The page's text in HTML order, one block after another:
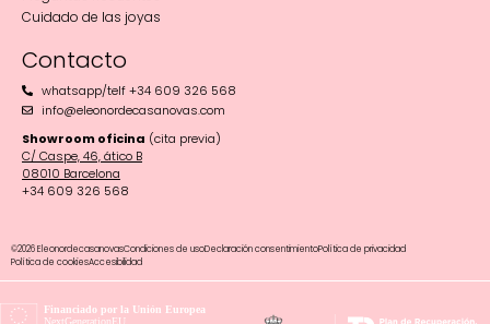
Cuidado de las joyas
Contacto
whatsapp/telf +34 609 326 568
info@eleonordecasanovas.com
Showroom oficina (cita previa)
C/ Caspe, 46, ático B
08010 Barcelona‬
+34 609 326 568
©2026 EleonordecasanovasCondiciones de usoDeclaración consentimientoPolítica de privacidad
Política de cookiesAccesibilidad